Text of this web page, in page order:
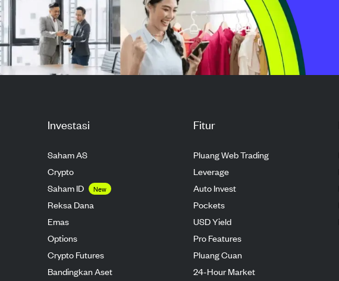
Investasi
Saham AS
Crypto
Saham ID
New
Reksa Dana
Emas
Options
Crypto Futures
Bandingkan Aset
Fitur
Pluang Web Trading
Leverage
Auto Invest
Pockets
USD Yield
Pro Features
Pluang Cuan
24-Hour Market